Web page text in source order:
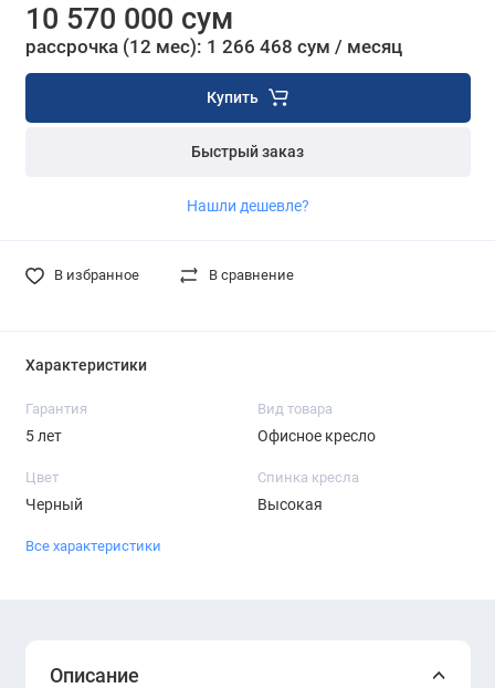
10 570 000 сум
рассрочка (12 мес): 1 266 468 сум / месяц
Купить
Быстрый заказ
Нашли дешевле?
В избранное В сравнение
Характеристики
Гарантия
5 лет
Вид товара
Офисное кресло
Цвет
Черный
Спинка кресла
Высокая
Все характеристики
Описание